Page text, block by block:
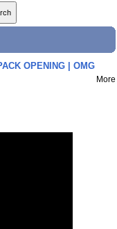
OPENING | OMG
More